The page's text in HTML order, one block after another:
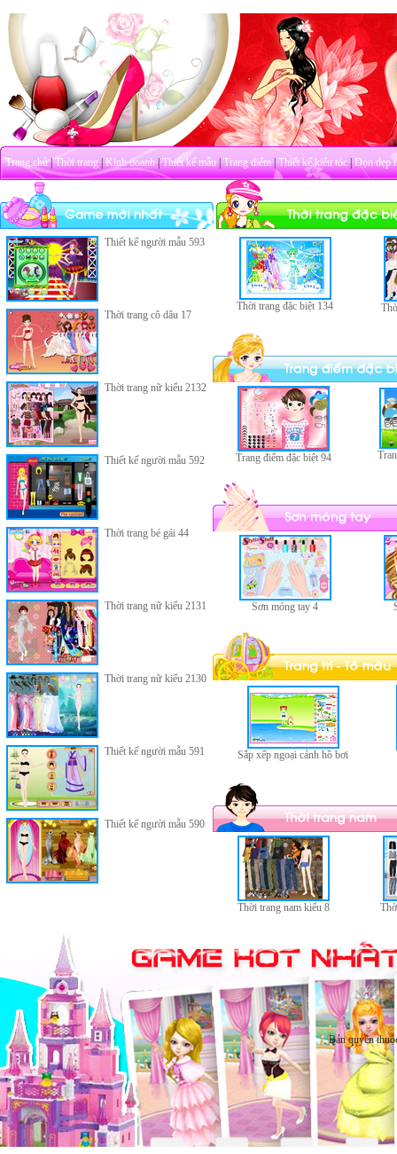
Trang chủ|Thời trang|Kinh doanh|Thiết kế mẫu|Trang điểm|Thiết kế kiểu tóc|Dọn dẹp
Thiết kế người mẫu 593
Thời trang cô dâu 17
Thời trang nữ kiểu 2132
Thiết kế người mẫu 592
Thời trang bé gái 44
Thời trang nữ kiểu 2131
Thời trang nữ kiểu 2130
Thiết kế người mẫu 591
Thiết kế người mẫu 590
Thời trang đặc biệt 134
Trang điểm đặc biệt 94
Sơn móng tay 4
Sắp xếp ngoại cảnh hồ bơi
Thời trang nam kiểu 8
Bản quyền